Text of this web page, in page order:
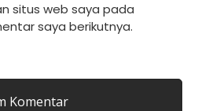
situs web saya pada
saya berikutnya.